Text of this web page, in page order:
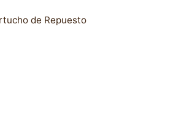
de Repuesto